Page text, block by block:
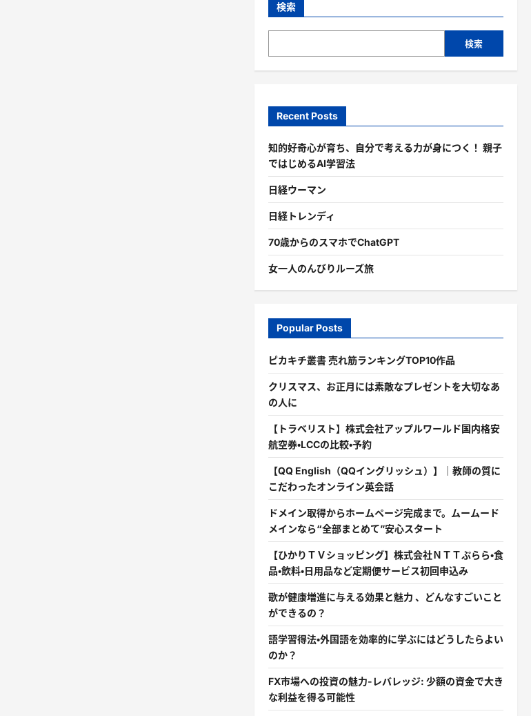
検索
検索
Recent Posts
知的好奇心が育ち、自分で考える力が身につく！ 親子
ではじめるAI学習法
日経ウーマン
日経トレンディ
70歳からのスマホでChatGPT
女一人のんびりルーズ旅
Popular Posts
ピカキチ叢書 売れ筋ランキングTOP10作品
クリスマス、お正月には素敵なプレゼントを大切なあ
の人に
【トラベリスト】株式会社アップルワールド国内格安
航空券・LCCの比較・予約
【QQ English（QQイングリッシュ）】｜教師の質に
こだわったオンライン英会話
ドメイン取得からホームページ完成まで。ムームード
メインなら“全部まとめて”安心スタート
【ひかりＴＶショッピング】株式会社ＮＴＴぷらら・食
品・飲料・日用品など定期便サービス初回申込み
歌が健康増進に与える効果と魅力 、どんなすごいこと
ができるの？
語学習得法・外国語を効率的に学ぶにはどうしたらよい
のか？
FX市場への投資の魅力-レバレッジ: 少額の資金で大き
な利益を得る可能性